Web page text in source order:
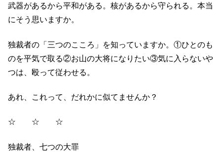
武器があるから平和がある。核があるから守られる。本当
にそう思いますか。
独裁者の「三つのこころ」を知っていますか。①ひとのも
のを平気で取る②お山の大将になりたい③気に入らないや
つは、殴って従わせる。
あれ、これって、だれかに似てませんか？
☆ ☆ ☆
独裁者、七つの大罪